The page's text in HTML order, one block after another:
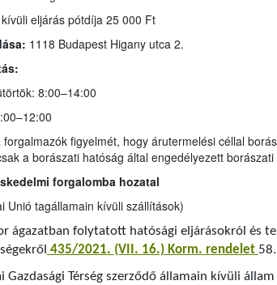
eljárás pótdíja 25 000 Ft
1118 Budapest Higany utca 2.
8:00–14:00
forgalmazók figyelmét, hogy árutermelési céllal
a borászati hatóság által engedélyezett
forgalomba hozatal
Unió tagállamain kívüli szállítások)
ágazatban folytatott hatósági eljárásokról és
435/2021. (VII. 16.) Korm. rendelet
Gazdasági Térség szerződő államain kívüli